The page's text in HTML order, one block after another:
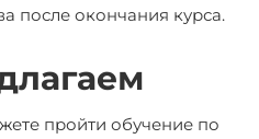
после окончания курса.
пройти обучение по